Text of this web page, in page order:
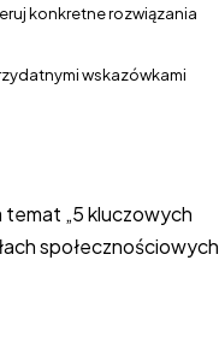
konkretne rozwiązania
wskazówkami
„5 kluczowych
społecznościowych